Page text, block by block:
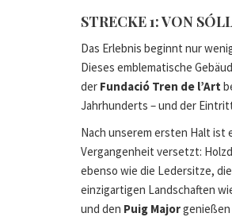
STRECKE 1: VON
Das Erlebnis beginnt nur
Dieses emblematische
der Fundació Tren de l’Art
Jahrhunderts – und der
Nach unserem ersten Halt ist
Vergangenheit versetzt:
ebenso wie die Ledersitze,
einzigartigen Landschaften
und den Puig Majorgenießen